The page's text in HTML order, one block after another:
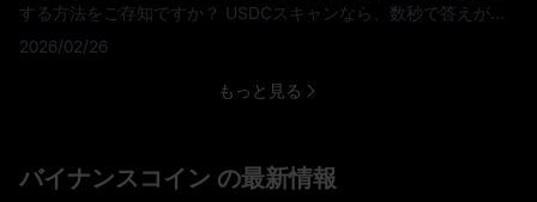
する方法をご存知ですか？ USDCスキャンなら、数秒で答えが得
られます。 このガイドでは、USDCスキャンとは何か、
Ethereum・Polygon・BNB Chain上での使い方、そしてステーブ
ルコイン資産を安全に管理するうえでなぜ重要なのかを解説しま
2026/02/26
もっと見る
バイナンスコイン の最新情報